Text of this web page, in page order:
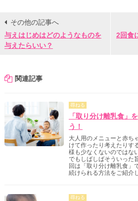
その他の記事へ
与えはじめはどのようなものを
与えたらいい？
2回食
関連記事
尋ねる
「取り分け離乳食」
う！
大人用のメニューと赤ち
けて作ったり考えたりす
様も少なくないのではな
でもしばしばそういった
回は「取り分け離乳食」
続けられる方法をご紹介
尋ねる